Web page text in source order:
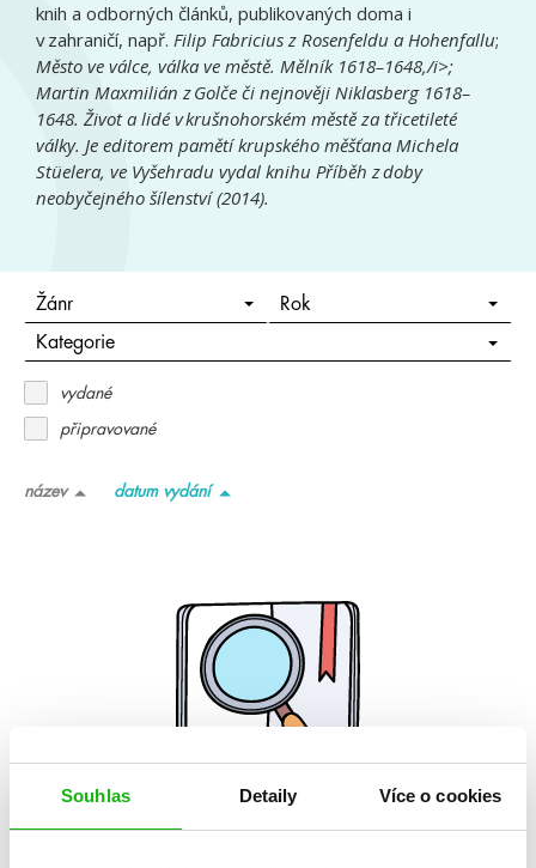
Souhlas Detaily Více o cookies
knih a odborných článků, publikovaných doma i
v zahraničí, např. Filip Fabricius z Rosenfeldu a Hohenfallu;
Město ve válce, válka ve městě. Mělník 1618–1648,/i>;
Martin Maxmilián z Golče či nejnověji Niklasberg 1618–
1648. Život a lidé v krušnohorském městě za třicetileté
války. Je editorem pamětí krupského měšťana Michela
Stüelera, ve Vyšehradu vydal knihu Příběh z doby
neobyčejného šílenství(2014).
Žánr Rok
Kategorie
vydané
připravované
název datum vydání
Žádné knihy nenalezeny.